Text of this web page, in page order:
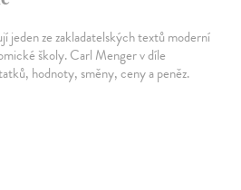
jeden ze zakladatelských textů moderní
školy. Carl Menger v díle
hodnoty, směny, ceny a peněz.